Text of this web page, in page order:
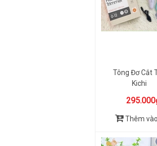
Tông Đơ Cắt
Kichi
Thêm